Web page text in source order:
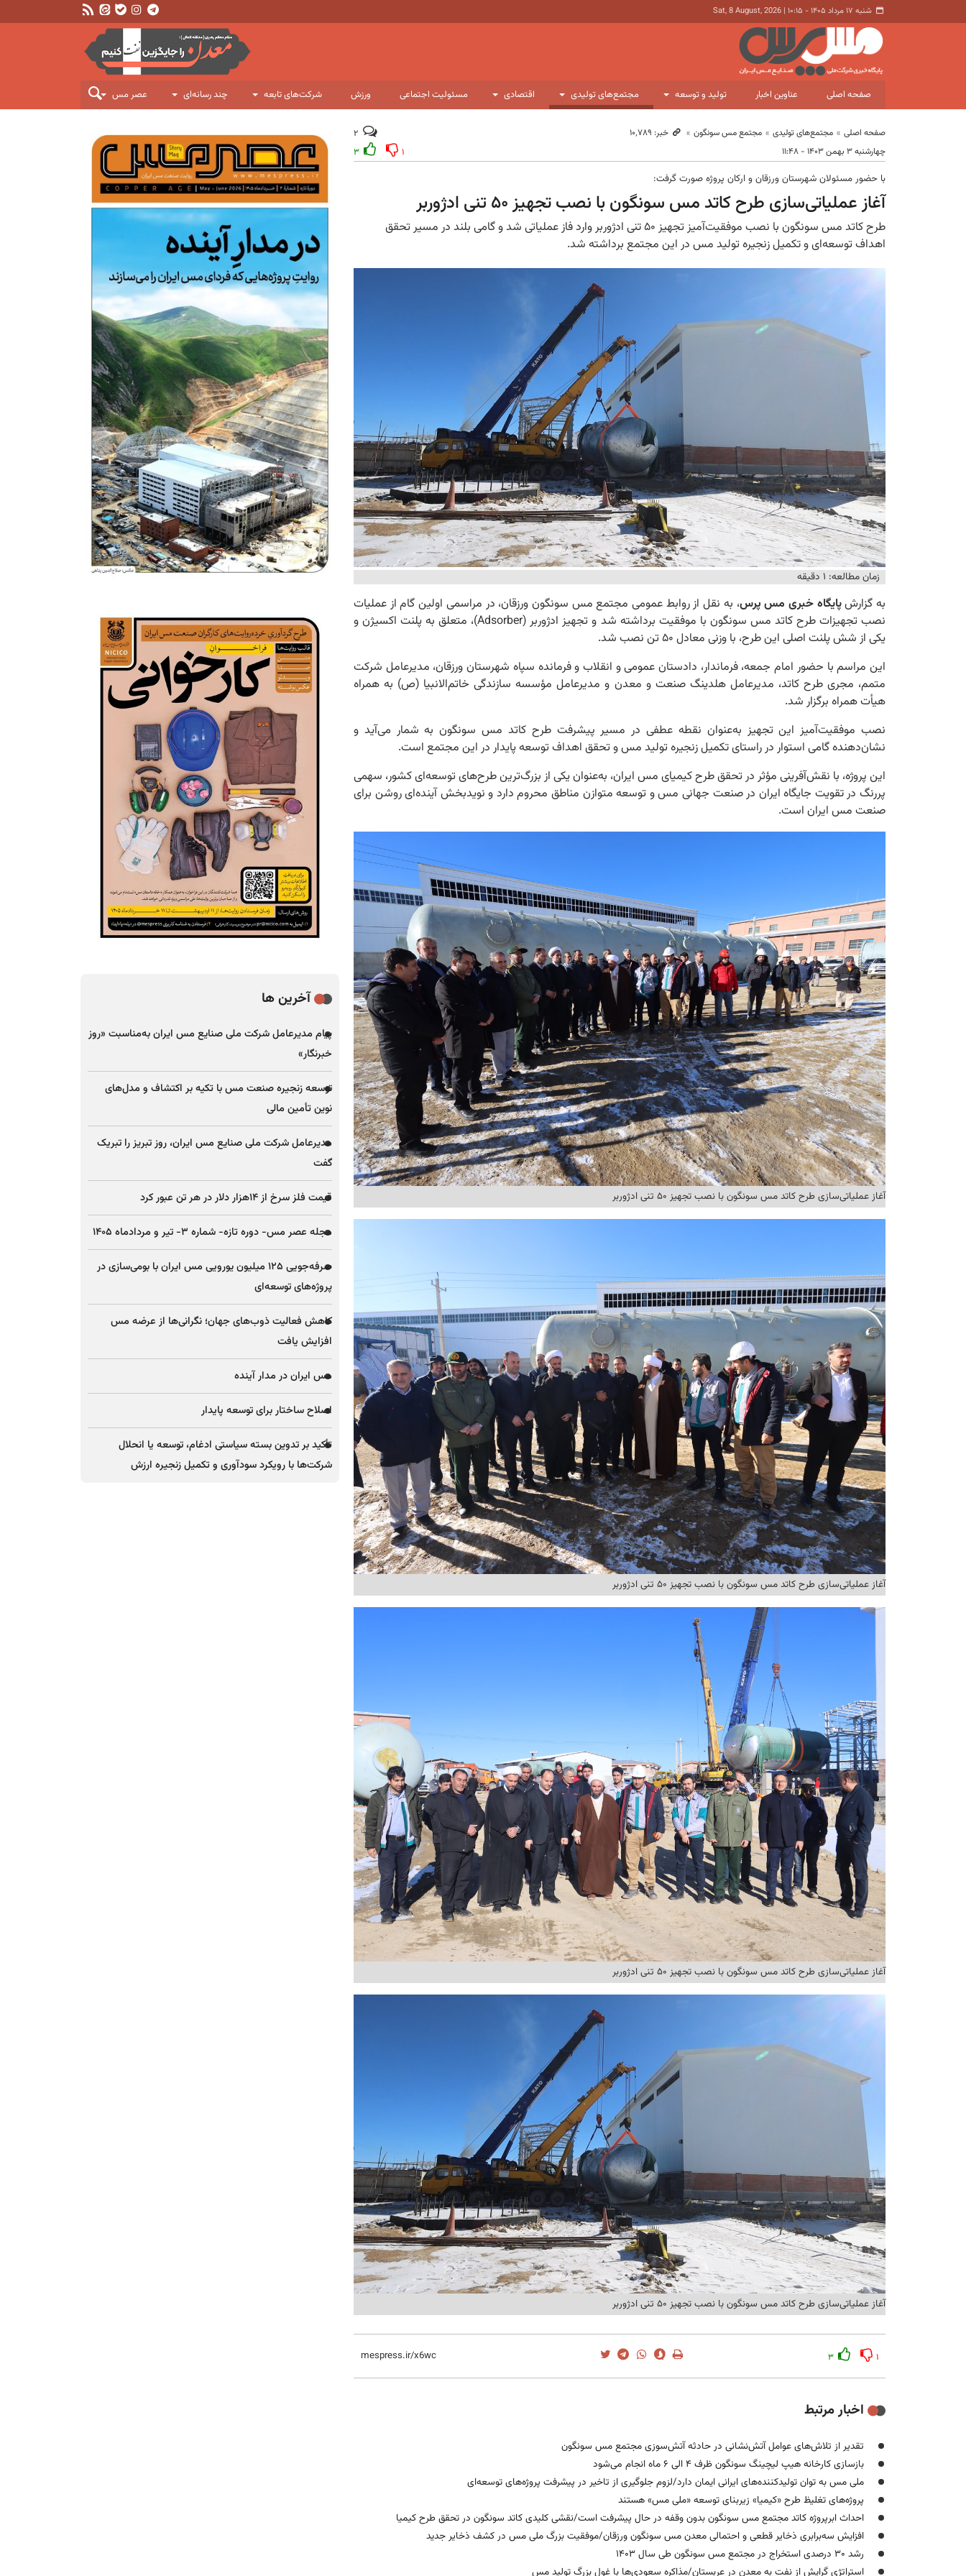
شنبه ۱۷ مرداد ۱۴۰۵ - ۱۰:۱۵ |
Sat, 8 August, 2026
صفحه اصلی عناوین اخبار تولید و توسعه مجتمع‌های تولیدی اقتصادی مسئولیت اجتماعی ورزش شرکت‌های تابعه چند رسانه‌ای عصر مس
صفحه اصلی مجتمع‌های تولیدی مجتمع مس سونگون خبر: ۱۰٬۷۸۹
چهارشنبه ۳ بهمن ۱۴۰۳ - ۱۱:۴۸
۱ ۳
با حضور مسئولان شهرستان ورزقان و ارکان پروژه صورت گرفت:
آغاز عملیاتی‌سازی طرح کاتد مس سونگون با نصب تجهیز ۵۰ تنی ادژوربر
زمان مطالعه: ۱ دقیقه
طرح کاتد مس سونگون با نصب موفقیت‌آمیز تجهیز ۵۰ تنی ادژوربر وارد فاز عملیاتی شد و گامی بلند در مسیر تحقق
اهداف توسعه‌ای و تکمیل زنجیره تولید مس در این مجتمع برداشته شد.
به گزارشپایگاه خبری مس پرس، به نقل از روابط عمومی مجتمع مس سونگون ورزقان، در مراسمی اولین گام از عملیات
نصب تجهیزات طرح کاتد مس سونگون با موفقیت برداشته شد و تجهیز ادژوربر (Adsorber)، متعلق به پلنت اکسیژن و
یکی از شش پلنت اصلی این طرح، با وزنی معادل ۵۰ تن نصب شد.
این مراسم با حضور امام جمعه، فرماندار، دادستان عمومی و انقلاب و فرمانده سپاه شهرستان ورزقان، مدیرعامل شرکت
متمم، مجری طرح کاتد، مدیرعامل هلدینگ صنعت و معدن و مدیرعامل مؤسسه سازندگی خاتم‌الانبیا (ص) به همراه
هیأت همراه برگزار شد.
نصب موفقیت‌آمیز این تجهیز به‌عنوان نقطه عطفی در مسیر پیشرفت طرح کاتد مس سونگون به شمار می‌آید و
نشان‌دهنده گامی استوار در راستای تکمیل زنجیره تولید مس و تحقق اهداف توسعه پایدار در این مجتمع است.
این پروژه، با نقش‌آفرینی مؤثر در تحقق طرح کیمیای مس ایران، به‌عنوان یکی از بزرگ‌ترین طرح‌های توسعه‌ای کشور، سهمی
پررنگ در تقویت جایگاه ایران در صنعت جهانی مس و توسعه متوازن مناطق محروم دارد و نویدبخش آینده‌ای روشن برای
صنعت مس ایران است.
آغاز عملیاتی‌سازی طرح کاتد مس سونگون با نصب تجهیز ۵۰ تنی ادژوربر
آغاز عملیاتی‌سازی طرح کاتد مس سونگون با نصب تجهیز ۵۰ تنی ادژوربر
آغاز عملیاتی‌سازی طرح کاتد مس سونگون با نصب تجهیز ۵۰ تنی ادژوربر
آغاز عملیاتی‌سازی طرح کاتد مس سونگون با نصب تجهیز ۵۰ تنی ادژوربر
۱ ۳
اخبار مرتبط
تقدیر از تلاش‌های عوامل آتش‌نشانی در حادثه آتش‌سوزی مجتمع مس سونگون
بازسازی کارخانه هیپ لیچینگ سونگون ظرف ۴ الی ۶ ماه انجام می‌شود
ملی مس به توان تولیدکننده‌های ایرانی ایمان دارد/لزوم جلوگیری از تاخیر در پیشرفت پروژه‌های توسعه‌ای
پروژه‌های تغلیظ طرح «کیمیا» زیربنای توسعه «ملی مس» هستند
احداث ابرپروژه کاتد مجتمع مس سونگون بدون وقفه در حال پیشرفت است/نقشی کلیدی کاتد سونگون در تحقق طرح کیمیا
افزایش سه‌برابری ذخایر قطعی و احتمالی معدن مس سونگون ورزقان/موفقیت بزرگ ملی مس در کشف ذخایر جدید
رشد ۳۰ درصدی استخراج در مجتمع مس سونگون طی سال ۱۴۰۳
استراتژی گرایش از نفت به معدن در عربستان/مذاکره سعودی‌ها با غول بزرگ تولید مس
آخرین ها
پیام مدیرعامل شرکت ملی صنایع مس ایران به‌مناسبت «روز
خبرنگار»
توسعه زنجیره صنعت مس با تکیه بر اکتشاف و مدل‌های
نوین تأمین مالی
مدیرعامل شرکت ملی صنایع مس ایران، روز تبریز را تبریک
گفت
قیمت فلز سرخ از ۱۴هزار دلار در هر تن عبور کرد
مجله عصر مس- دوره تازه- شماره ۳- تیر و مردادماه ۱۴۰۵
صرفه‌جویی ۱۲۵ میلیون یورویی مس ایران با بومی‌سازی در
پروژه‌های توسعه‌ای
کاهش فعالیت ذوب‌های جهان؛ نگرانی‌ها از عرضه مس
افزایش یافت
مس ایران در مدار آینده
اصلاح ساختار برای توسعه پایدار
تأکید بر تدوین بسته سیاستی ادغام، توسعه یا انحلال
شرکت‌ها با رویکرد سودآوری و تکمیل زنجیره ارزش